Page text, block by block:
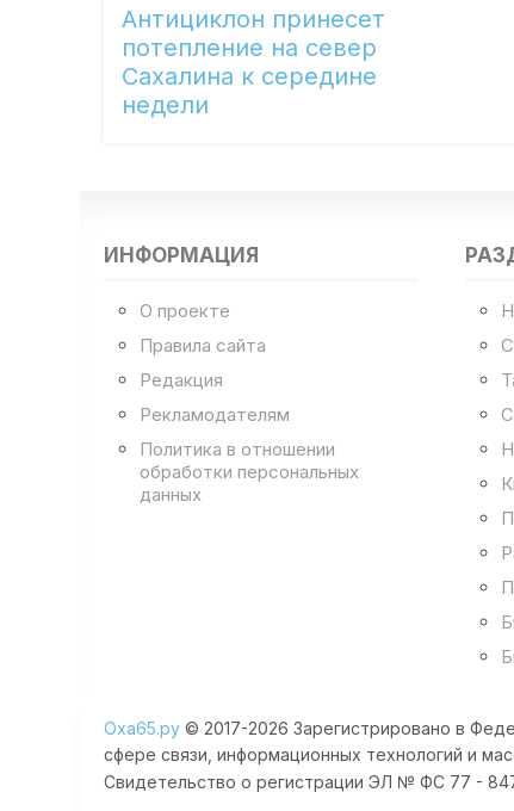
Антициклон принесет
потепление на север
Сахалина к середине
недели
ИНФОРМАЦИЯ
О проекте
Правила сайта
Редакция
Рекламодателям
Политика в отношении
обработки персональных
данных
Оха65.ру © 2017-2026 Зарегистрировано в
сфере связи, информационных технологий и
Свидетельство о регистрации ЭЛ № ФС 77 -